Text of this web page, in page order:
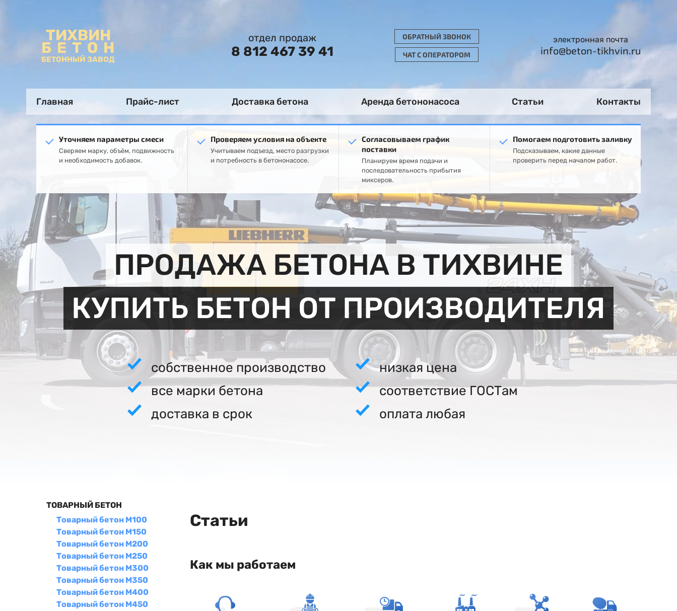
ТИХВИН
БЕТОН
БЕТОННЫЙ ЗАВОД
отдел продаж
8 812 467 39 41
ОБРАТНЫЙ ЗВОНОК
ЧАТ С ОПЕРАТОРОМ
электронная почта
info@beton-tikhvin.ru
Главная Прайс-лист Доставка бетона Аренда бетононасоса Статьи Контакты
Уточняем параметры смеси
Сверяем марку, объём, подвижность
и необходимость добавок.
Проверяем условия на объекте
Учитываем подъезд, место разгрузки
и потребность в бетононасосе.
Согласовываем график
поставки
Планируем время подачи и
последовательность прибытия
миксеров.
Помогаем подготовить заливку
Подсказываем, какие данные
проверить перед началом работ.
ПРОДАЖА БЕТОНА В ТИХВИНЕ
КУПИТЬ БЕТОН ОТ ПРОИЗВОДИТЕЛЯ
собственное производство
низкая цена
все марки бетона
соответствие ГОСТам
доставка в срок
оплата любая
ТОВАРНЫЙ БЕТОН
Товарный бетон М100
Товарный бетон М150
Товарный бетон М200
Товарный бетон М250
Товарный бетон М300
Товарный бетон М350
Товарный бетон М400
Товарный бетон М450
Статьи
Как мы работаем